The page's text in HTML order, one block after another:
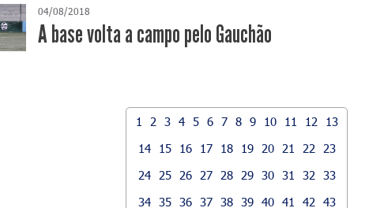
04/08/2018
A base volta a campo pelo Gauchão
1 2 3 4 5 6 7 8 9 10 11 12
13
14
15 16 17 18 19 20 21 22
23
24
25 26 27 28 29 30 31 32
33
34 35 36 37 38 39 40 41 42
43